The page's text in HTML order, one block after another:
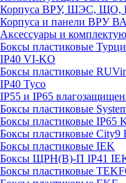
Корпуса ВРУ, ШЭС,
Корпуса и панели ВРУ
Аксессуары и
Боксы пластиковые
IP40 VI-KO
Боксы пластиковые
IP40 Тусо
IP55 и IP65
Боксы пластиковые
Боксы пластиковые IP65
Боксы пластиковые City9
Боксы пластиковые IEK
Боксы ЩРН(В)-П IP41
Боксы пластиковые